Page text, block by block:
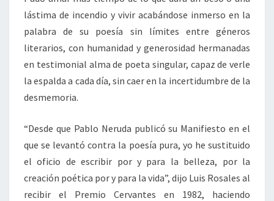
lástima de incendio y vivir acabándose inmerso en la
palabra de su poesía sin límites entre géneros
literarios, con humanidad y generosidad hermanadas
en testimonial alma de poeta singular, capaz de verle
la espalda a cada día, sin caer en la incertidumbre de la
desmemoria.
“Desde que Pablo Neruda publicó su Manifiesto en el
que se levantó contra la poesía pura, yo he sustituido
el oficio de escribir por y para la belleza, por la
creación poética por y para la vida”, dijo Luis Rosales al
recibir el Premio Cervantes en 1982, haciendo